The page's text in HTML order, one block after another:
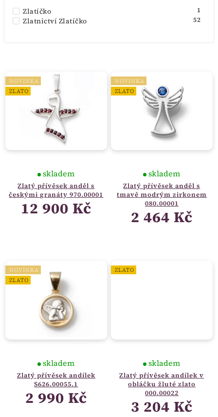
Zlatíčko 1
Zlatnictví Zlatíčko 52
NOVINKA
ZLATO
Zlatý přívěsek anděl s
českými granáty 970.00001
skladem
12 900 Kč
NOVINKA
ZLATO
Zlatý přívěsek anděl s
tmavě modrým zirkonem
080.00001
skladem
2 464 Kč
NOVINKA
ZLATO
Zlatý přívěsek andílek
S626.00055.1
skladem
2 990 Kč
ZLATO
Zlatý přívěsek andílek v
obláčku žluté zlato
000.00022
skladem
3 204 Kč